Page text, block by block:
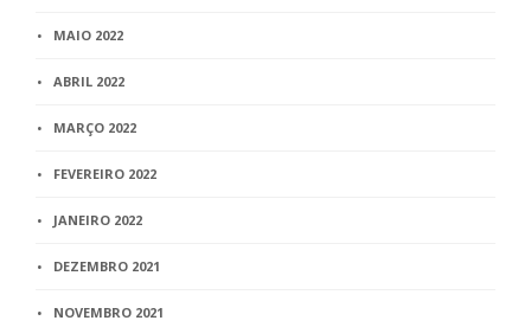
MAIO 2022
ABRIL 2022
MARÇO 2022
FEVEREIRO 2022
JANEIRO 2022
DEZEMBRO 2021
NOVEMBRO 2021